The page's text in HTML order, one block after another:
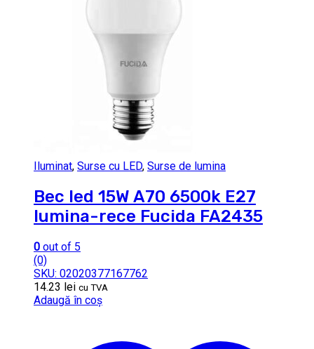
Iluminat, Surse cu LED, Surse de lumina
Bec led 15W A70 6500k E27
lumina-rece Fucida FA2435
0 out of 5
(0)
SKU: 02020377167762
14.23 lei cu TVA
Adaugă în coș